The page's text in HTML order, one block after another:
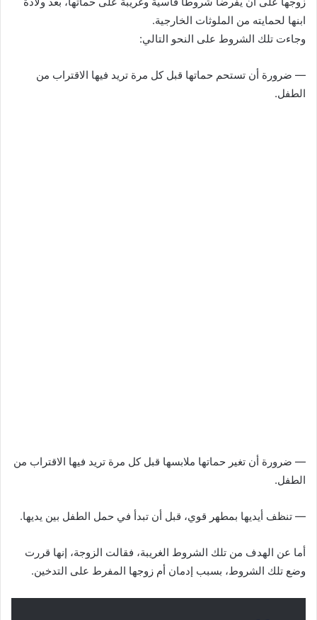
ابنها لحمايته من الملوثات الخارجية.
وجاءت تلك الشروط على النحو التالي:
— ضرورة أن تستحم حماتها قبل كل مرة تريد فيها الاقتراب من
الطفل.
— ضرورة أن تغير حماتها ملابسها قبل كل مرة تريد فيها الاقتراب من
الطفل.
— تنظف أيديها بمطهر قوي، قبل أن تبدأ في حمل الطفل بين يديها.
أما عن الهدف من تلك الشروط الغريبة، فقالت الزوجة، إنها قررت
وضع تلك الشروط، بسبب إدمان أم زوجها المفرط على التدخين.